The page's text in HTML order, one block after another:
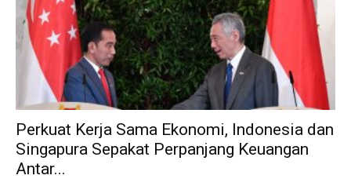
Perkuat Kerja Sama Ekonomi, Indonesia dan
Singapura Sepakat Perpanjang Keuangan
Antar...